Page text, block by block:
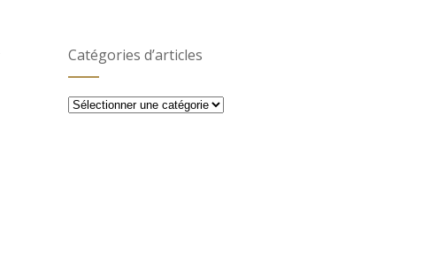
Catégories d’articles
Catégories